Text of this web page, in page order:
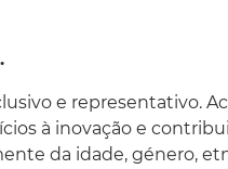
e representativo.
à inovação e
da idade, género,